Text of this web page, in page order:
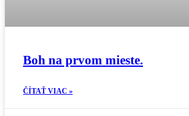
Boh na prvom mieste.
ČÍTAŤ VIAC »